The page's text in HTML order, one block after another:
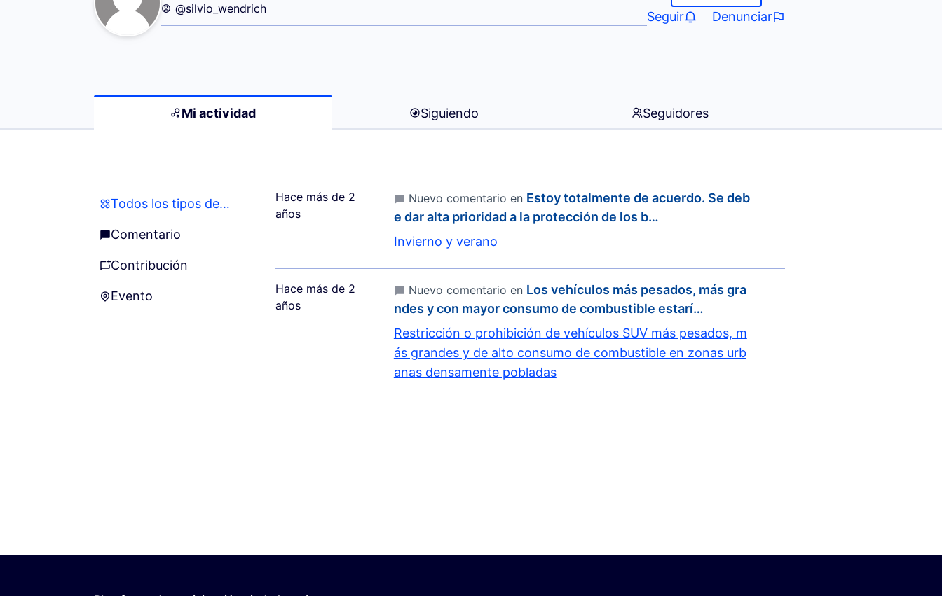
@silvio_wendrich
Seguir
Denunciar
Mi actividad Siguiendo Seguidores
Todos los tipos de actividades
Todos los tipos de actividades
Comentario
Comentario
Contribución
Contribución
Evento
Evento
Hace más de 2
años
Nuevo comentario en Estoy totalmente de acuerdo. Se deb
e dar alta prioridad a la protección de los b…
Invierno y verano
Hace más de 2
años
Nuevo comentario en Los vehículos más pesados, más gra
ndes y con mayor consumo de combustible estarí…
Restricción o prohibición de vehículos SUV más pesados, m
ás grandes y de alto consumo de combustible en zonas urb
anas densamente pobladas